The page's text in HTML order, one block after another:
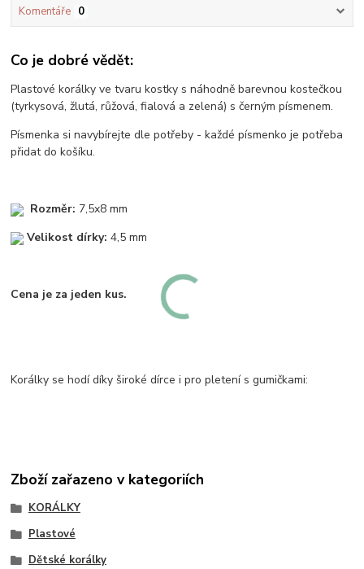
Komentáře 0
Co je dobré vědět:
Plastové korálky ve tvaru kostky s náhodně barevnou kostečkou
(tyrkysová, žlutá, růžová, fialová a zelená) s černým písmenem.
Písmenka si navybírejte dle potřeby - každé písmenko je potřeba
přidat do košíku.
Rozměr: 7,5x8 mm
Velikost dírky: 4,5 mm
Cena je za jeden kus.
Korálky se hodí díky široké dírce i pro pletení s gumičkami:
Zboží zařazeno v kategoriích
KORÁLKY
Plastové
Dětské korálky